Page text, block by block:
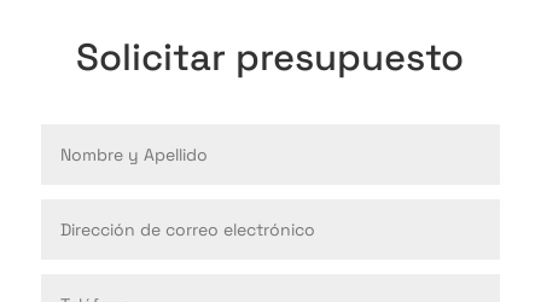
Solicitar presupuesto